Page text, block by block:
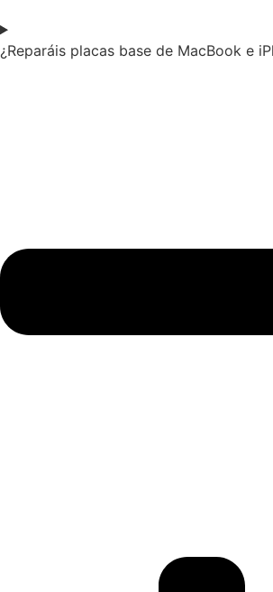
¿Reparáis placas base de MacBook e